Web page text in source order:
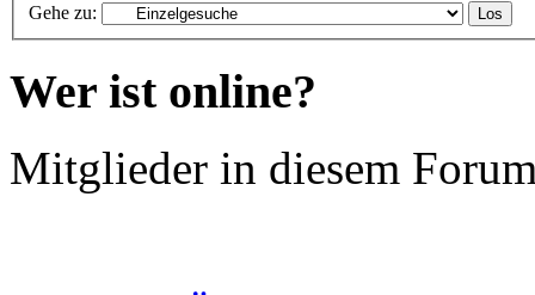
Gehe zu:
Wer ist online?
Mitglieder in diesem